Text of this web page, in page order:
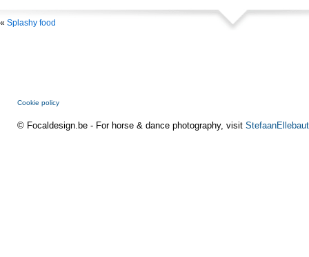
« Splashy food
Cookie policy
© Focaldesign.be - For horse & dance photography, visit